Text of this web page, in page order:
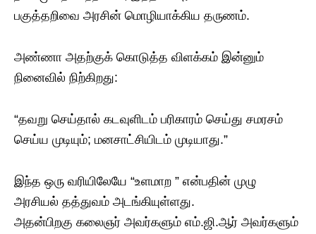
பகுத்தறிவை அரசின் மொழியாக்கிய தருணம்.
அண்ணா அதற்குக் கொடுத்த விளக்கம் இன்னும்
நினைவில் நிற்கிறது:
“தவறு செய்தால் கடவுளிடம் பரிகாரம் செய்து சமரசம்
செய்ய முடியும்; மனசாட்சியிடம் முடியாது.”
இந்த ஒரு வரியிலேயே “உளமாற ” என்பதின் முழு
அரசியல் தத்துவம் அடங்கியுள்ளது.
அதன்பிறகு கலைஞர் அவர்களும் எம்.ஜி.ஆர் அவர்களும்